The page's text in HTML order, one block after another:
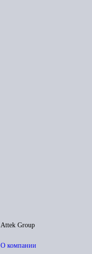
Attek Group
О компании